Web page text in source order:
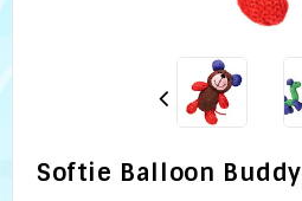
Softie Balloon Buddy